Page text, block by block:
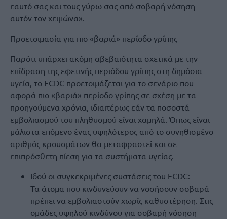
εαυτό σας και τους γύρω σας από σοβαρή νόσηση
αυτόν τον χειμώνα».
Προετοιμασία για πιο «βαριά» περίοδο γρίπης
Παρότι υπάρχει ακόμη αβεβαιότητα σχετικά με την
επίδραση της εφετινής περιόδου γρίπης στη δημόσια
υγεία, το ECDC προετοιμάζεται για το σενάριο που
αφορά πιο «βαριά» περίοδο γρίπης σε σχέση με τα
προηγούμενα χρόνια, ιδιαιτέρως εάν τα ποσοστά
εμβολιασμού του πληθυσμού είναι χαμηλά. Όπως είναι
μάλιστα επόμενο ένας υψηλότερος από το συνηθισμένο
αριθμός κρουσμάτων θα μεταφραστεί και σε
επιπρόσθετη πίεση για τα συστήματα υγείας.
Ιδού οι συγκεκριμένες συστάσεις του ECDC:
Τα άτομα που κινδυνεύουν να νοσήσουν σοβαρά
πρέπει να εμβολιαστούν χωρίς καθυστέρηση. Στις
ομάδες υψηλού κινδύνου για σοβαρή νόσηση